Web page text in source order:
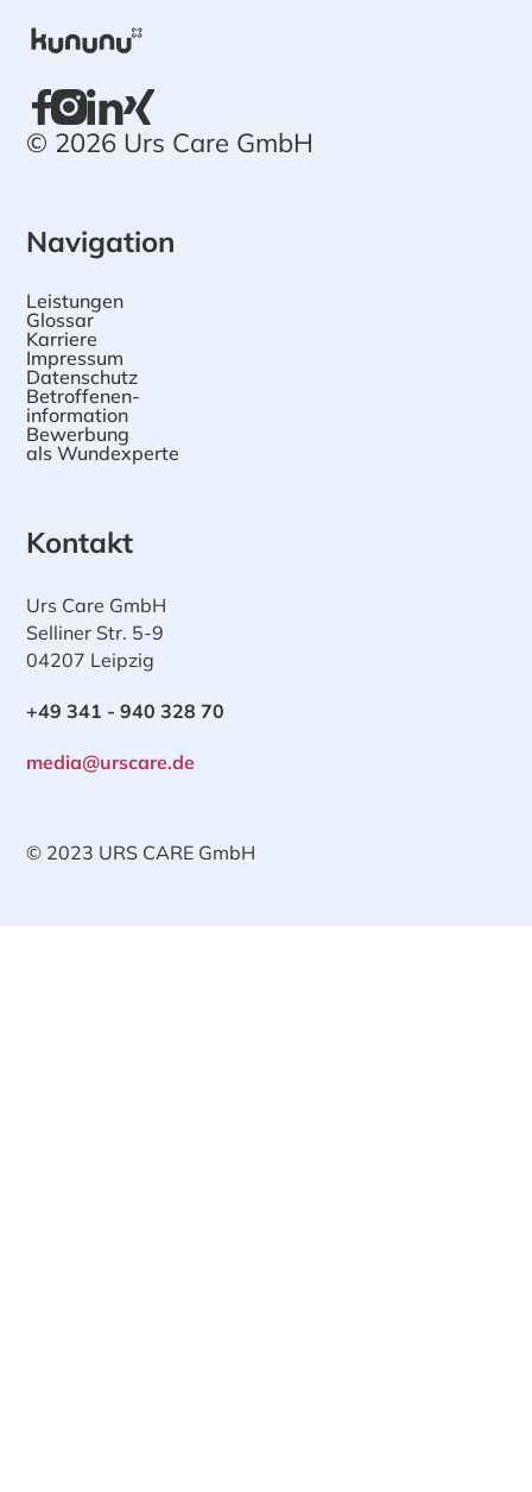
© 2026 Urs Care GmbH
Navigation
Leistungen
Glossar
Karriere
Impressum
Datenschutz
Betroffenen-
information
Bewerbung
als Wundexperte
Kontakt
Urs Care GmbH
Selliner Str. 5-9
04207 Leipzig
+49 341 - 940 328 70
media@urscare.de
© 2023 URS CARE GmbH